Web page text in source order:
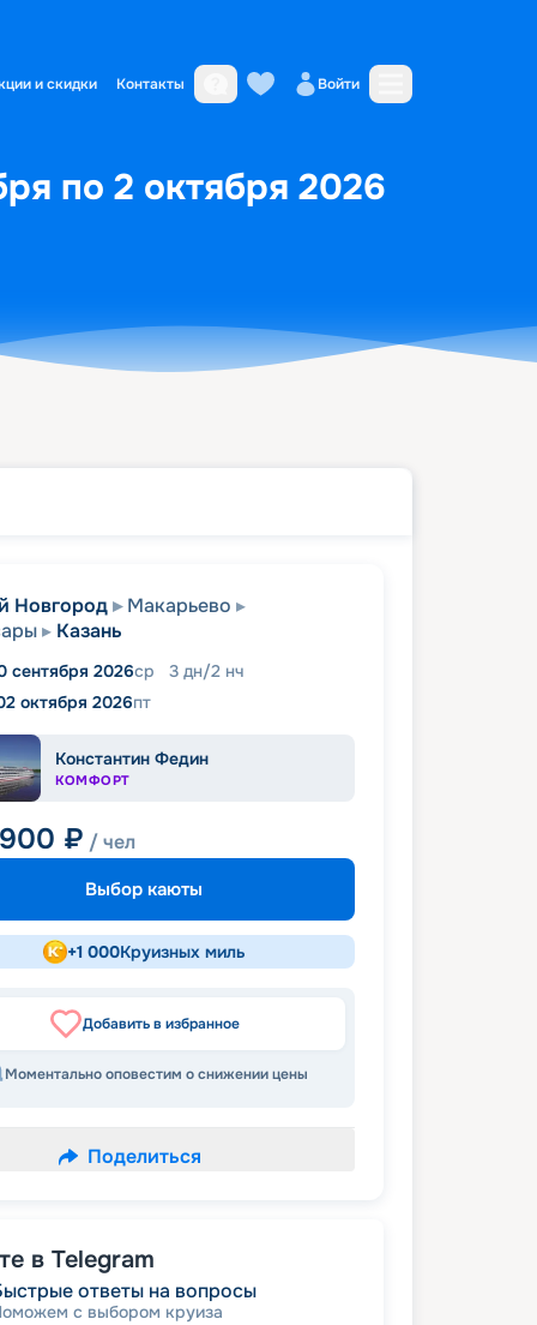
и скидки Контакты Войти
по 2 октября 2026
Новгород
Макарьево
Казань
сентября 2026ср 3 дн/2 нч
октября 2026пт
Константин Федин
КОМФОРТ
₽ / чел
Выбор каюты
+1 000Круизных миль
Добавить в избранное
Моментально оповестим о снижении цены
Поделиться
в Telegram
ответы на вопросы
с выбором круиза